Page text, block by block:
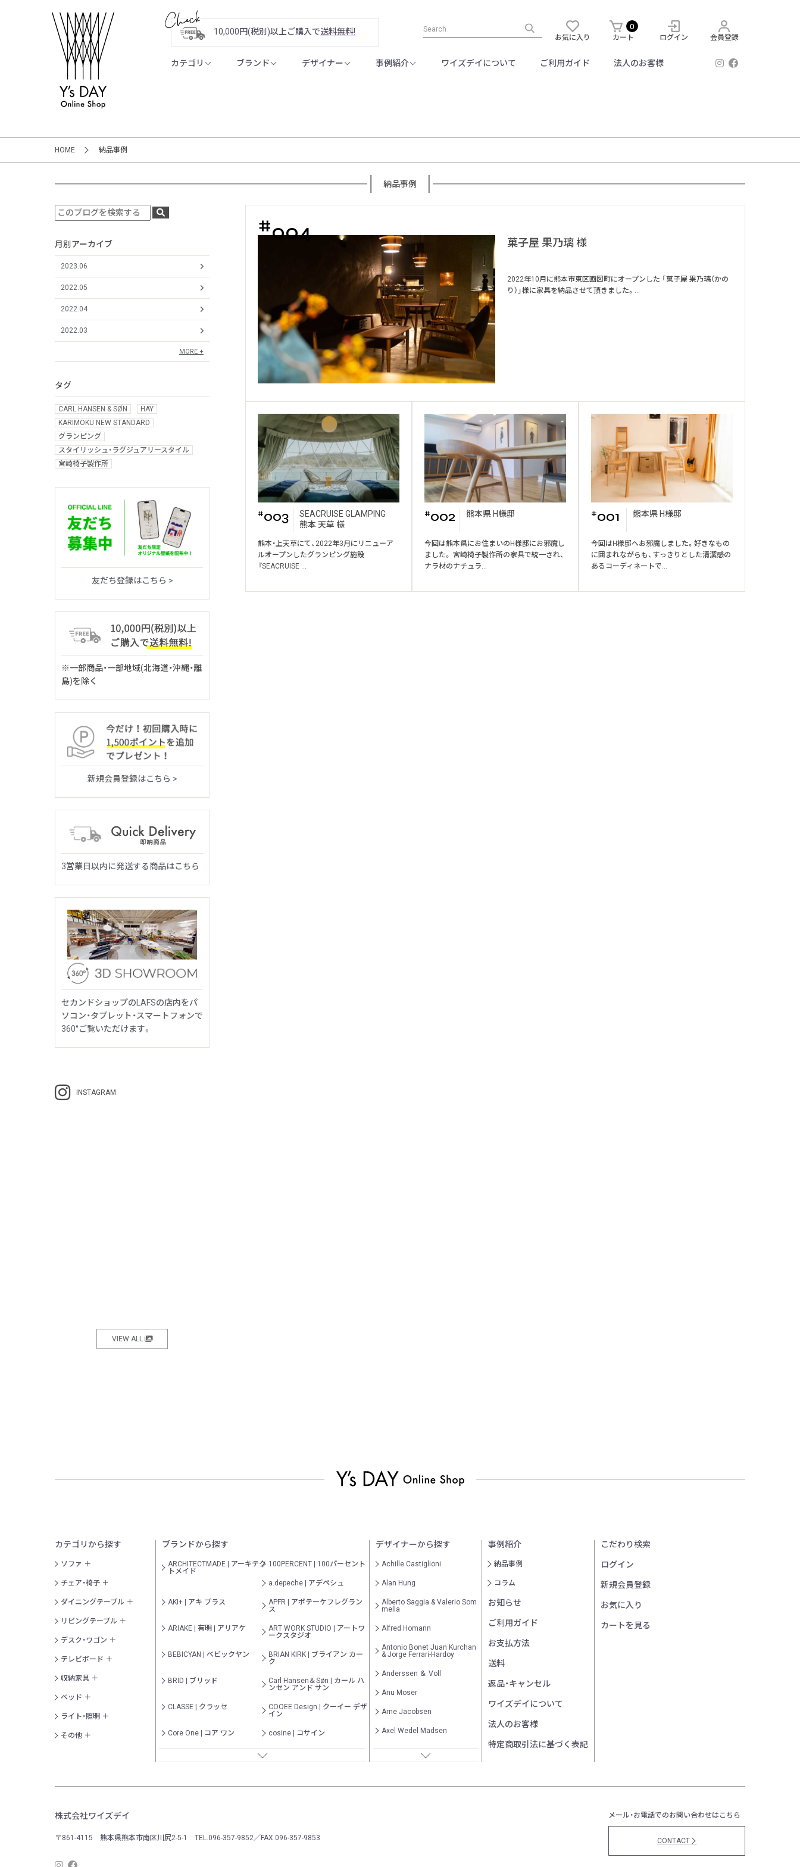
10,000円(税別)以上ご購入で送料無料!
お気に入り
0
カート ログイン 会員登録
カテゴリ ブランド デザイナー 事例紹介 ワイズデイについて ご利用ガイド 法人のお客様
HOME 納品事例
納品事例
#004 菓子屋 果乃璃 様
2022年10月に熊本市東区画図町にオープンした 「菓子屋 果乃璃（かの
り）」様に家具を納品させて頂きました。...
#003
SEACRUISE GLAMPING
熊本 天草 様
熊本・上天草にて、2022年3月にリニューア
ルオープンしたグランピング施設
『SEACRUISE ...
#002 熊本県 H様邸
今回は熊本県にお住まいのH様邸にお邪魔し
ました。 宮崎椅子製作所の家具で統一され、
ナラ材のナチュラ...
#001 熊本県 H様邸
今回はH様邸へお邪魔しました。好きなもの
に囲まれながらも、すっきりとした清潔感の
あるコーディネートで...
月別アーカイブ
2023.06
2022.05
2022.04
2022.03
MORE +
タグ
CARL HANSEN & SØN
HAY
KARIMOKU NEW STANDARD
グランピング
スタイリッシュ・ラグジュアリースタイル
宮崎椅子製作所
友だち登録はこちら >
※一部商品・一部地域(北海道・沖縄・離
島)を除く
新規会員登録はこちら >
3営業日以内に発送する商品はこちら
セカンドショップのLAFSの店内をパ
ソコン・タブレット・スマートフォンで
360°ご覧いただけます。
INSTAGRAM
VIEW ALL
カテゴリから探す
ソファ
チェア・椅子
ダイニングテーブル
リビングテーブル
デスク・ワゴン
テレビボード
収納家具
ベッド
ライト・照明
その他
ブランドから探す
ARCHITECTMADE | アーキテク
トメイド
100PERCENT | 100パーセント
a.depeche | アデペシュ
AKI+ | アキ プラス
APFR | アポテーケフレグラン
ス
ARIAKE | 有明 | アリアケ
ART WORK STUDIO | アートワ
ークスタジオ
BEBICYAN | べビックヤン
BRIAN KIRK | ブライアン カー
ク
BRID | ブリッド
Carl Hansen＆Søn | カール ハ
ンセン アンド サン
CLASSE | クラッセ
COOEE Design | クーイー デザ
イン
Core One | コア ワン cosine | コサイン
CUERO | クエロ Cutipol | クチポール
ラニエス
デザイナーから探す
Achille Castiglioni
Alan Hung
Alberto Saggia & Valerio Som
mella
Alfred Homann
Antonio Bonet Juan Kurchan
& Jorge Ferrari-Hardoy
Anderssen ＆ Voll
Anu Moser
Arne Jacobsen
Axel Wedel Madsen
Barnard Schottlander
Bertrand Balas
事例紹介
納品事例
コラム
お知らせ
ご利用ガイド
お支払方法
送料
返品・キャンセル
ワイズデイについて
法人のお客様
特定商取引法に基づく表記
こだわり検索
ログイン
新規会員登録
お気に入り
カートを見る
株式会社ワイズデイ
〒861-4115 熊本県熊本市南区川尻2-5-1 TEL.096-357-9852／FAX.096-357-9853
メール・お電話でのお問い合わせはこちら
CONTACT